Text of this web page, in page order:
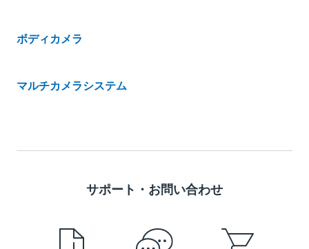
ボディカメラ
マルチカメラシステム
サポート・お問い合わせ